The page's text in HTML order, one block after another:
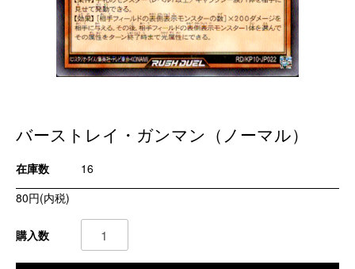
バーストレイ・ガンマン（ノーマル）
在庫数
16
80円(内税)
購入数